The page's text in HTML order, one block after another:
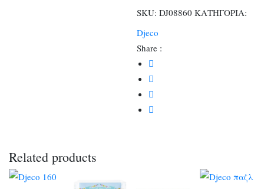
SKU: DJ08860 ΚΑΤΗΓΟΡΙΑ:
Djeco
Share :
Related products